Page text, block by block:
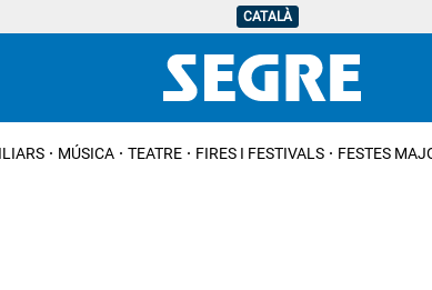
CATALÀ
MÚSICA TEATRE FIRES I FESTIVALS FESTES